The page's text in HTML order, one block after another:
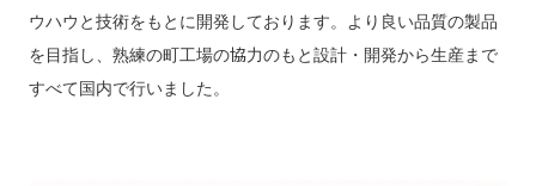
ウハウと技術をもとに開発しております。より良い品質の製品
を目指し、熟練の町工場の協力のもと設計・開発から生産まで
すべて国内で行いました。